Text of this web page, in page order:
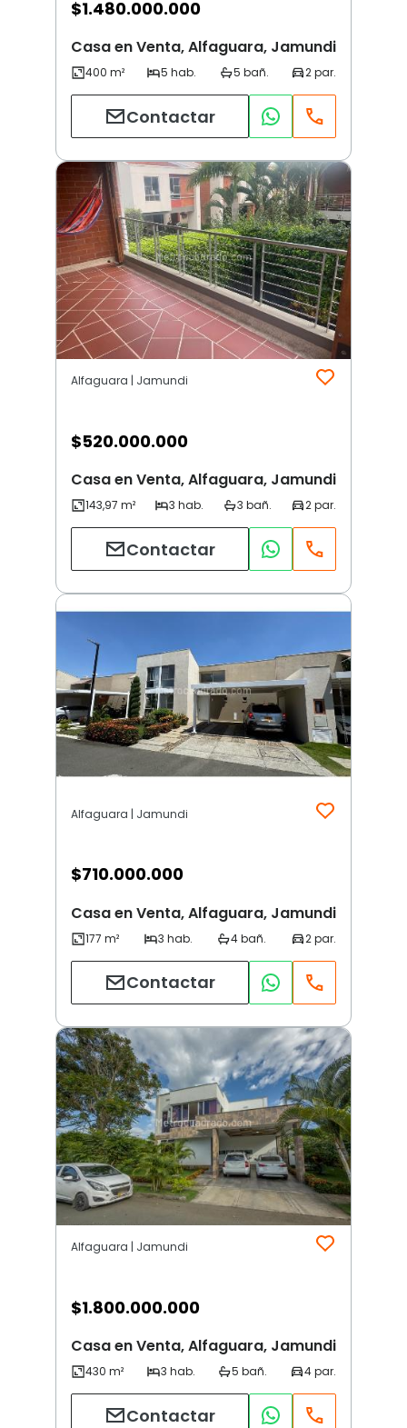
$1.480.000.000
Casa en Venta, Alfaguara, Jamundi
Contactar
Alfaguara | Jamundi
$520.000.000
Casa en Venta, Alfaguara, Jamundi
Contactar
Alfaguara | Jamundi
$710.000.000
Casa en Venta, Alfaguara, Jamundi
Contactar
Alfaguara | Jamundi
$1.800.000.000
Casa en Venta, Alfaguara, Jamundi
Contactar